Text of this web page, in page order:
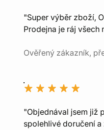
"Super výběr zboží,
Prodejna je ráj všech
Ověřený zákazník,
"Objednával jsem již
spolehlivé doručení